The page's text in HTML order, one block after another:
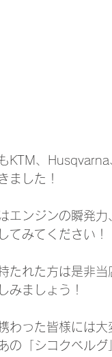
KTM、
ました！
エンジンの瞬発
てみてください！
たれた方は是非
みましょう！
わった皆様には
の「シコクベル